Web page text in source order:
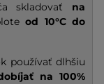
skladovať na
od 10°C do
používať dlhšiu
na 100%